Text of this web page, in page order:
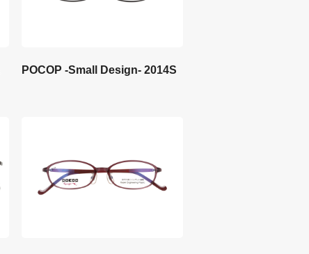
POCOP -Small Design- 2014S